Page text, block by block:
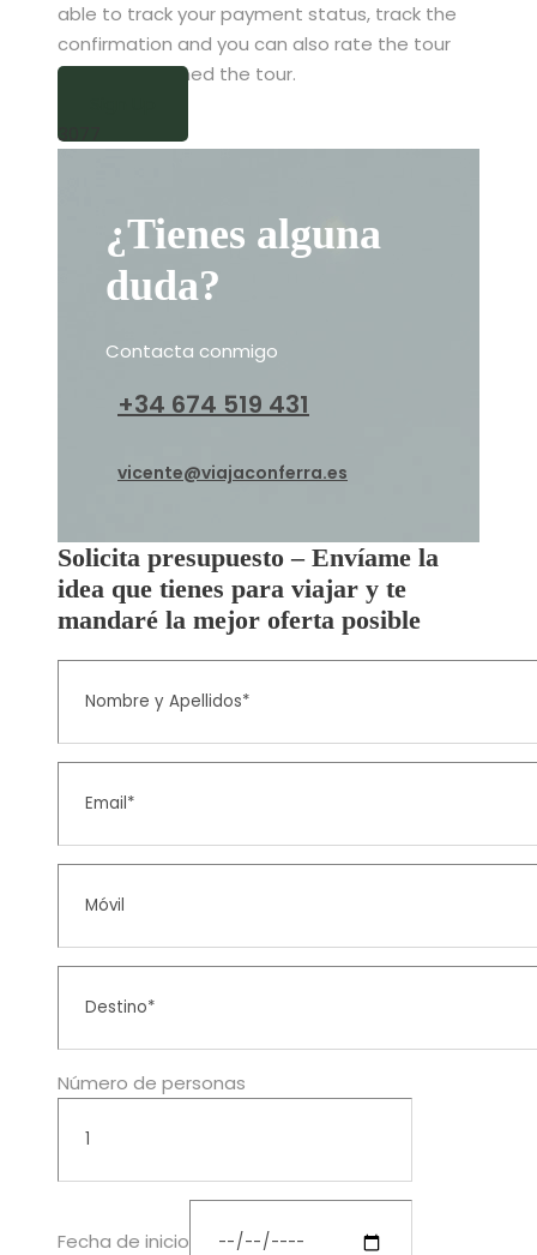
able to track your payment status, track the
confirmation and you can also rate the tour
after you finished the tour.
3077
¿Tienes alguna
duda?
Contacta conmigo
+34 674 519 431
vicente@viajaconferra.es
Solicita presupuesto – Envíame la
idea que tienes para viajar y te
mandaré la mejor oferta posible
Número de personas
Fecha de inicio